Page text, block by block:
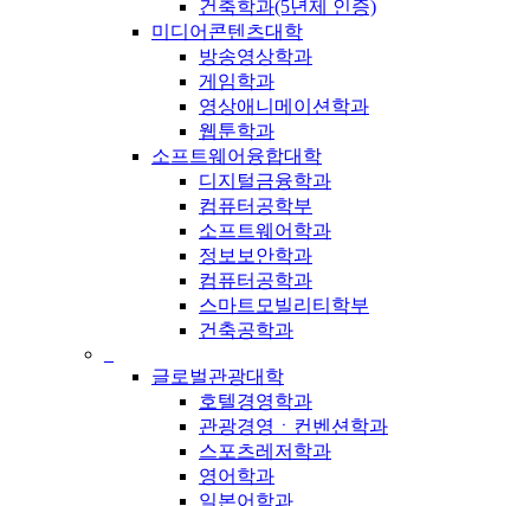
건축학과(5년제 인증)
미디어콘텐츠대학
방송영상학과
게임학과
영상애니메이션학과
웹툰학과
소프트웨어융합대학
디지털금융학과
컴퓨터공학부
소프트웨어학과
정보보안학과
컴퓨터공학과
스마트모빌리티학부
건축공학과
글로벌관광대학
호텔경영학과
관광경영ㆍ컨벤션학과
스포츠레저학과
영어학과
일본어학과